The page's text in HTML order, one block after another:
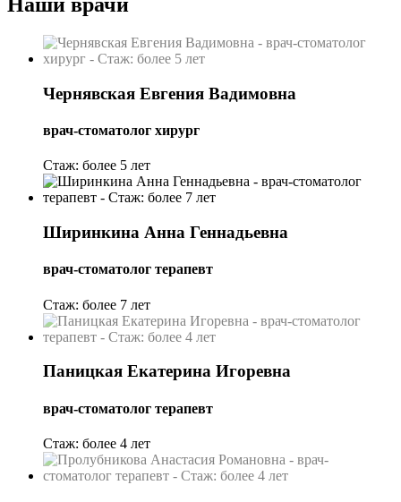
Чернявская Евгения Вадимовна
врач-стоматолог хирург
Cтаж: более 5 лет
Ширинкина Анна Геннадьевна
врач-стоматолог терапевт
Cтаж: более 7 лет
Паницкая Екатерина Игоревна
врач-стоматолог терапевт
Cтаж: более 4 лет